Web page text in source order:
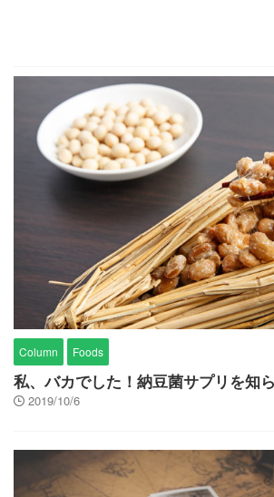
Column Foods
私、バカでした！納豆菌サプリを知
2019/10/6